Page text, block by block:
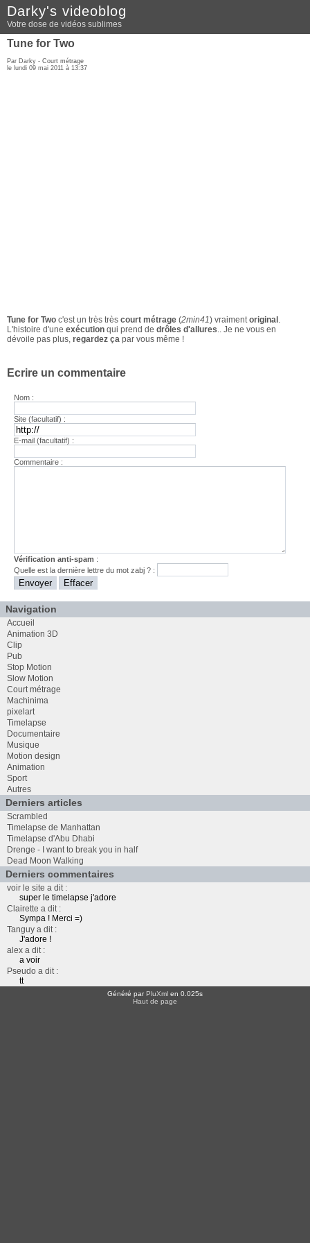
Darky's videoblog
Votre dose de vidéos sublimes
Tune for Two
Par Darky - Court métrage
le lundi 09 mai 2011 à 13:37
Tune for Two c'est un très très court métrage (2min41) vraimentoriginal .
L'histoire d'une exécution qui prend de drôles d'allures.. Je ne vous en
dévoile pas plus, regardez ça par vous même !
Ecrire un commentaire
Nom :
Site (facultatif) :
E-mail (facultatif) :
Commentaire :
Vérification anti-spam :
Quelle est ladernière lettre du motzabj ? :
Navigation
Accueil
Animation 3D
Clip
Pub
Stop Motion
Slow Motion
Court métrage
Machinima
pixelart
Timelapse
Documentaire
Musique
Motion design
Animation
Sport
Autres
Derniers articles
Scrambled
Timelapse de Manhattan
Timelapse d'Abu Dhabi
Drenge - I want to break you in half
Dead Moon Walking
Derniers commentaires
voir le site a dit :
super le timelapse j'adore
Clairette a dit :
Sympa ! Merci =)
Tanguy a dit :
J'adore !
alex a dit :
a voir
Pseudo a dit :
tt
Généré parPluXml en 0.025s
Haut de page